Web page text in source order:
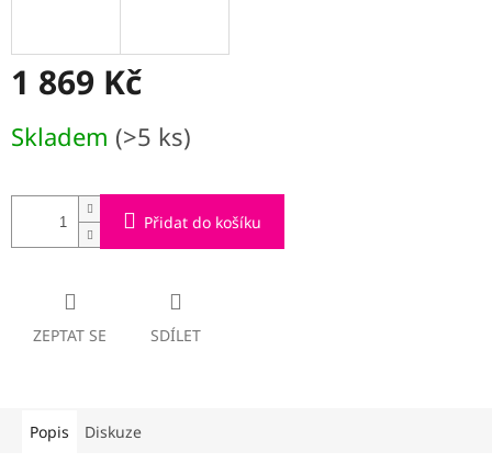
1 869 Kč
cena:
Skladem (>5 ks)
Přidat do košíku
ZEPTAT SE SDÍLET
Popis Diskuze